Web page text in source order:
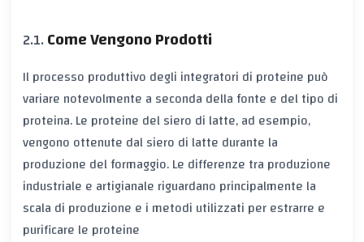
Come Vengono Prodotti
Il processo produttivo degli integratori di proteine può
variare notevolmente a seconda della fonte e del tipo di
proteina. Le proteine del siero di latte, ad esempio,
vengono ottenute dal siero di latte durante la
produzione del formaggio. Le differenze tra produzione
industriale e artigianale riguardano principalmente la
scala di produzione e i metodi utilizzati per estrarre e
purificare le proteine